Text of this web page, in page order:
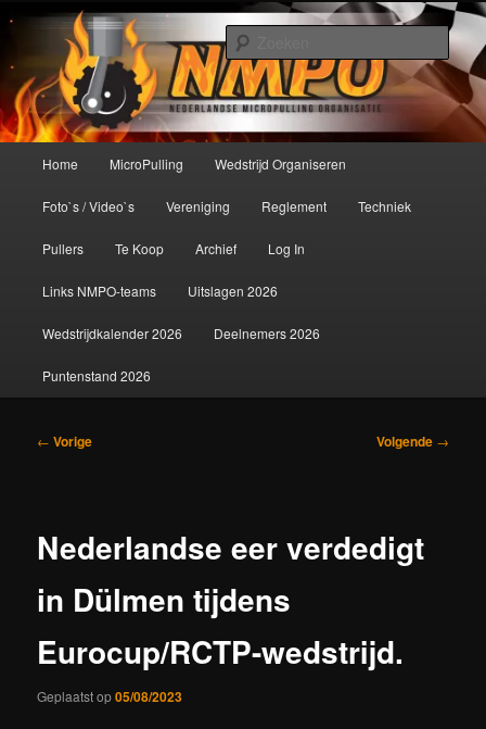
primaire
inhoudNederlandse MicroPulling
Organisatie
De meest krachtige modelbouwsport ter wereld!
Home MicroPulling Wedstrijd Organiseren
Foto`s / Video`s Vereniging Reglement Techniek
Pullers Te Koop Archief Log In
Links NMPO-teams Uitslagen 2026
Wedstrijdkalender 2026 Deelnemers 2026
Puntenstand 2026
Bericht
← Vorige Volgende →
Nederlandse eer verdedigt
in Dülmen tijdens
Eurocup/RCTP-wedstrijd.
Geplaatst op05/08/2023